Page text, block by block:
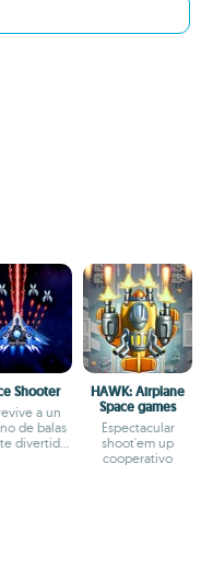
Shooter
a un
de balas
divertido
HAWK: Airplane
Space games
Espectacular
shoot'em up
cooperativo